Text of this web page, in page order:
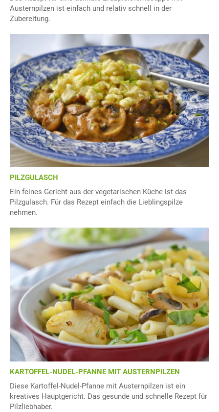
Austernpilzen ist einfach und relativ schnell in der
Zubereitung.
PILZGULASCH
Ein feines Gericht aus der vegetarischen Küche ist das
Pilzgulasch. Für das Rezept einfach die Lieblingspilze
nehmen.
KARTOFFEL-NUDEL-PFANNE MIT AUSTERNPILZEN
Diese Kartoffel-Nudel-Pfanne mit Austernpilzen ist ein
kreatives Hauptgericht. Das gesunde und schnelle Rezept für
Pilzliebhaber.